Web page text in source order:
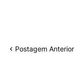
Postagem Anterior